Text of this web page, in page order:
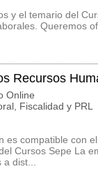
y el temario del
Queremos
Recursos
Online
Fiscalidad y PRL
es compatible con
Cursos Sepe La
dist...